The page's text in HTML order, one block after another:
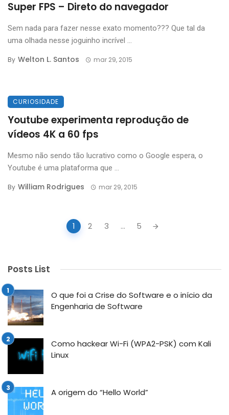
Super FPS – Direto do navegador
Sem nada para fazer nesse exato momento??? Que tal da
uma olhada nesse joguinho incrível ...
By Welton L. Santos mar 29, 2015
CURIOSIDADE
Youtube experimenta reprodução de
vídeos 4K a 60 fps
Mesmo não sendo tão lucrativo como o Google espera, o
Youtube é uma plataforma que ...
By William Rodrigues mar 29, 2015
1 2 3 ... 5
Posts List
O que foi a Crise do Software e o início da
Engenharia de Software
Como hackear Wi-Fi (WPA2-PSK) com Kali
Linux
A origem do “Hello World”